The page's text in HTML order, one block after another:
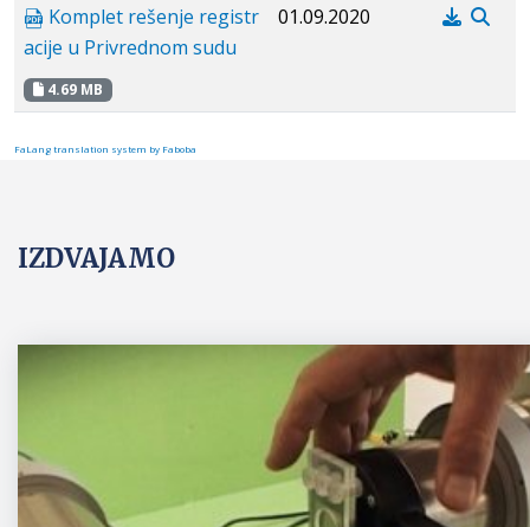
Komplet rešenje registr
acije u Privrednom sudu
4.69 MB
01.09.2020
FaLang translation system by Faboba
IZDVAJAMO